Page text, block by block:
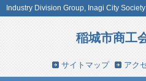
Industry Division Group, Inagi City
稲城市商工
サイトマップ アク